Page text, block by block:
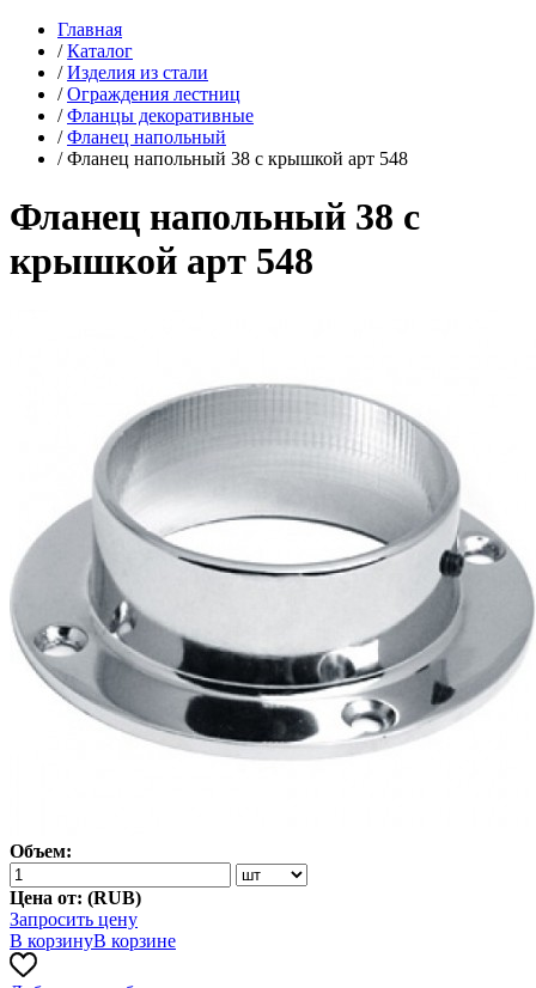
Главная
/ Каталог
/ Изделия из стали
/ Ограждения лестниц
/ Фланцы декоративные
/ Фланец напольный
/ Фланец напольный 38 с крышкой арт 548
Фланец напольный 38 с
крышкой арт 548
Объем:
Цена от: (RUB)
Запросить цену
В корзинуВ корзине